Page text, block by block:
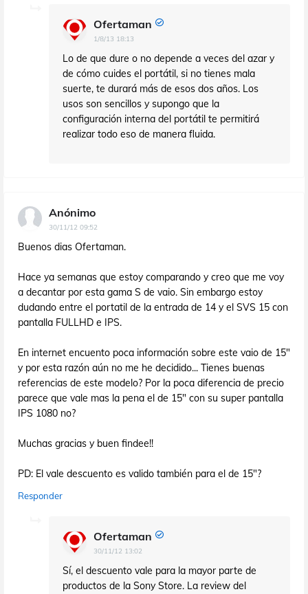
Ofertaman
1/8/13 18:13
Lo de que dure o no depende a veces del azar y
de cómo cuides el portátil, si no tienes mala
suerte, te durará más de esos dos años. Los
usos son sencillos y supongo que la
configuración interna del portátil te permitirá
realizar todo eso de manera fluida.
Anónimo
30/11/12 09:52
Buenos dias Ofertaman.
Hace ya semanas que estoy comparando y creo que me voy
a decantar por esta gama S de vaio. Sin embargo estoy
dudando entre el portatil de la entrada de 14 y el SVS 15 con
pantalla FULLHD e IPS.
En internet encuento poca información sobre este vaio de 15"
y por esta razón aún no me he decidido... Tienes buenas
referencias de este modelo? Por la poca diferencia de precio
parece que vale mas la pena el de 15" con su super pantalla
IPS 1080 no?
Muchas gracias y buen findee!!
PD: El vale descuento es valido también para el de 15"?
Responder
Ofertaman
30/11/12 13:02
Sí, el descuento vale para la mayor parte de
productos de la Sony Store. La review del